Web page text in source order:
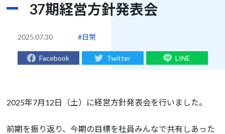
37期経営方針発表会
2025.07.30 #日常
Facebook Twitter LINE
2025年7月12日（土）に経営方針発表会を行いました。
前期を振り返り、今期の目標を社員みんなで共有しあった